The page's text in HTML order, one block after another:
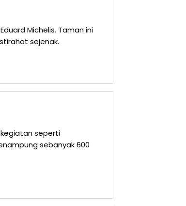
Michelis. Taman ini
sejenak.
kegiatan seperti
sebanyak 600